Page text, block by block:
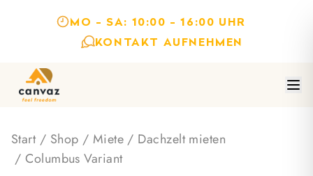
MO - SA: 10:00 - 16:00 UHR
KONTAKT AUFNEHMEN
Start/ Shop / Miete / Dachzelt mieten
/ Columbus Variant